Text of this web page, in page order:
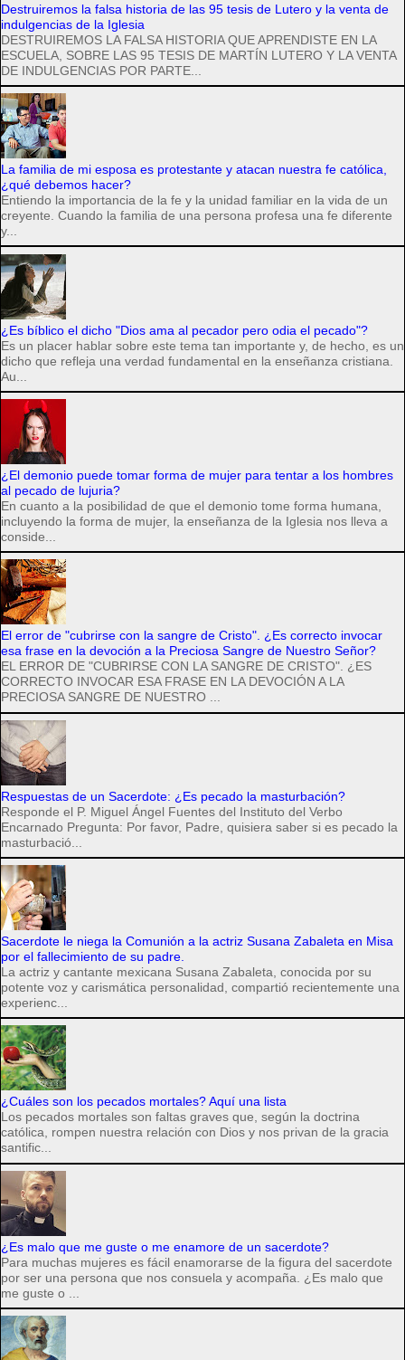
Destruiremos la falsa historia de las 95 tesis de Lutero y la venta de
indulgencias de la Iglesia
DESTRUIREMOS LA FALSA HISTORIA QUE APRENDISTE EN LA
ESCUELA, SOBRE LAS 95 TESIS DE MARTÍN LUTERO Y LA VENTA
DE INDULGENCIAS POR PARTE...
La familia de mi esposa es protestante y atacan nuestra fe católica,
¿qué debemos hacer?
Entiendo la importancia de la fe y la unidad familiar en la vida de un
creyente. Cuando la familia de una persona profesa una fe diferente
y...
¿Es bíblico el dicho "Dios ama al pecador pero odia el pecado"?
Es un placer hablar sobre este tema tan importante y, de hecho, es un
dicho que refleja una verdad fundamental en la enseñanza cristiana.
Au...
¿El demonio puede tomar forma de mujer para tentar a los hombres
al pecado de lujuria?
En cuanto a la posibilidad de que el demonio tome forma humana,
incluyendo la forma de mujer, la enseñanza de la Iglesia nos lleva a
conside...
El error de "cubrirse con la sangre de Cristo". ¿Es correcto invocar
esa frase en la devoción a la Preciosa Sangre de Nuestro Señor?
EL ERROR DE "CUBRIRSE CON LA SANGRE DE CRISTO". ¿ES
CORRECTO INVOCAR ESA FRASE EN LA DEVOCIÓN A LA
PRECIOSA SANGRE DE NUESTRO ...
Respuestas de un Sacerdote: ¿Es pecado la masturbación?
Responde el P. Miguel Ángel Fuentes del Instituto del Verbo
Encarnado Pregunta: Por favor, Padre, quisiera saber si es pecado la
masturbació...
Sacerdote le niega la Comunión a la actriz Susana Zabaleta en Misa
por el fallecimiento de su padre.
La actriz y cantante mexicana Susana Zabaleta, conocida por su
potente voz y carismática personalidad, compartió recientemente una
experienc...
¿Cuáles son los pecados mortales? Aquí una lista
Los pecados mortales son faltas graves que, según la doctrina
católica, rompen nuestra relación con Dios y nos privan de la gracia
santific...
¿Es malo que me guste o me enamore de un sacerdote?
Para muchas mujeres es fácil enamorarse de la figura del sacerdote
por ser una persona que nos consuela y acompaña. ¿Es malo que
me guste o ...